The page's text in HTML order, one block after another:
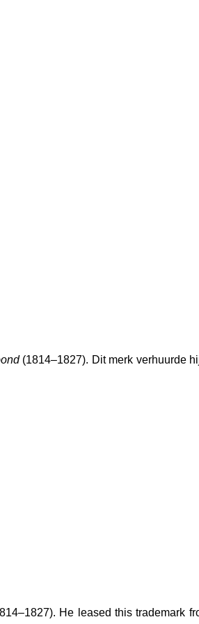
(1814–1827). Dit merk verhuurde
He leased this trademark